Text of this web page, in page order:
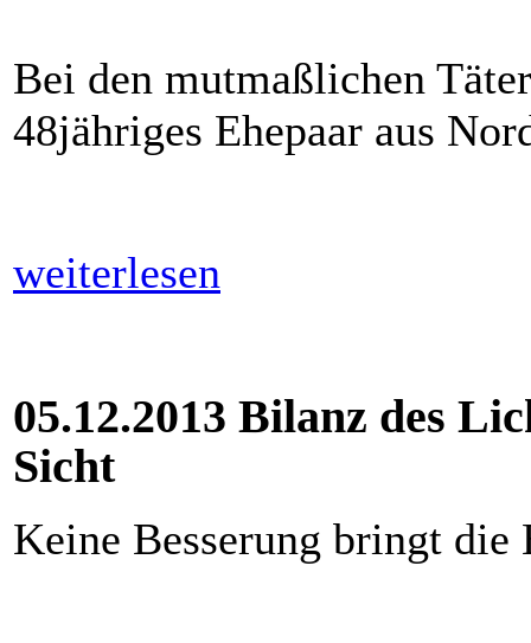
Bei den mutmaßlichen
48jähriges Ehepaar aus
weiterlesen
05.12.2013 Bilanz des
Sicht
Keine Besserung bringt